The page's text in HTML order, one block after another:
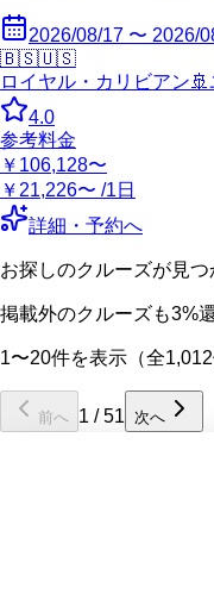
2026/08/17 〜 2026/
🇧🇸🇺🇸
ロイヤル・カリビアン 🚢
4.0
参考料金
￥106,128〜
￥21,226〜 /1日
詳細・予約へ
お探しのクルーズが見つ
掲載外のクルーズも3%
1〜20件を表示（全1,012
前へ 1 /51 次へ